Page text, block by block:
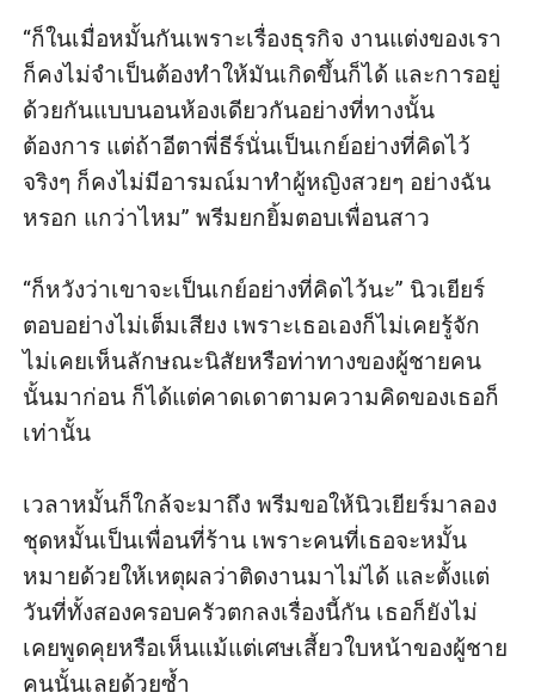
“ก็ในเมื่อหมั้นกันเพราะเรื่องธุรกิจ งานแต่งของเรา
ก็คงไม่จำเป็นต้องทำให้มันเกิดขึ้นก็ได้ และการอยู่
ด้วยกันแบบนอนห้องเดียวกันอย่างที่ทางนั้น
ต้องการ แต่ถ้าอีตาพี่ธีร์นั่นเป็นเกย์อย่างที่คิดไว้
จริงๆ ก็คงไม่มีอารมณ์มาทำผู้หญิงสวยๆ อย่างฉัน
หรอก แกว่าไหม” พรีมยกยิ้มตอบเพื่อนสาว
“ก็หวังว่าเขาจะเป็นเกย์อย่างที่คิดไว้นะ” นิวเยียร์
ตอบอย่างไม่เต็มเสียง เพราะเธอเองก็ไม่เคยรู้จัก
ไม่เคยเห็นลักษณะนิสัยหรือท่าทางของผู้ชายคน
นั้นมาก่อน ก็ได้แต่คาดเดาตามความคิดของเธอก็
เท่านั้น
เวลาหมั้นก็ใกล้จะมาถึง พรีมขอให้นิวเยียร์มาลอง
ชุดหมั้นเป็นเพื่อนที่ร้าน เพราะคนที่เธอจะหมั้น
หมายด้วยให้เหตุผลว่าติดงานมาไม่ได้ และตั้งแต่
วันที่ทั้งสองครอบครัวตกลงเรื่องนี้กัน เธอก็ยังไม่
เคยพูดคุยหรือเห็นแม้แต่เศษเสี้ยวใบหน้าของผู้ชาย
คนนั้นเลยด้วยซ้ำ